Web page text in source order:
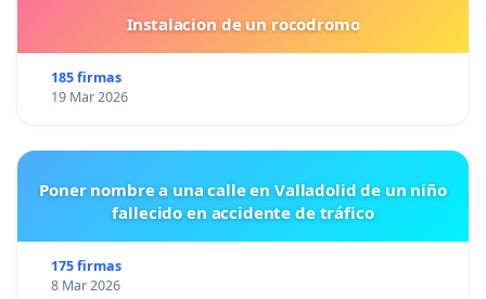
Instalacion de un rocodromo
185 firmas
19 Mar 2026
Poner nombre a una calle en Valladolid de un niño
fallecido en accidente de tráfico
175 firmas
8 Mar 2026